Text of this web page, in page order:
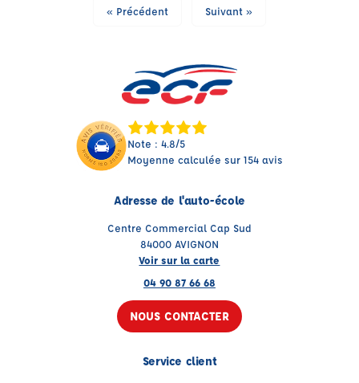
« Précédent Suivant »
Note : 4.8/5
Moyenne calculée sur 154 avis
Adresse de l'auto-école
Centre Commercial Cap Sud
84000 AVIGNON
Voir sur la carte
04 90 87 66 68
NOUS CONTACTER
Service client